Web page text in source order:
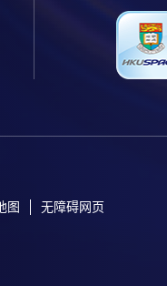
图 无障碍网页